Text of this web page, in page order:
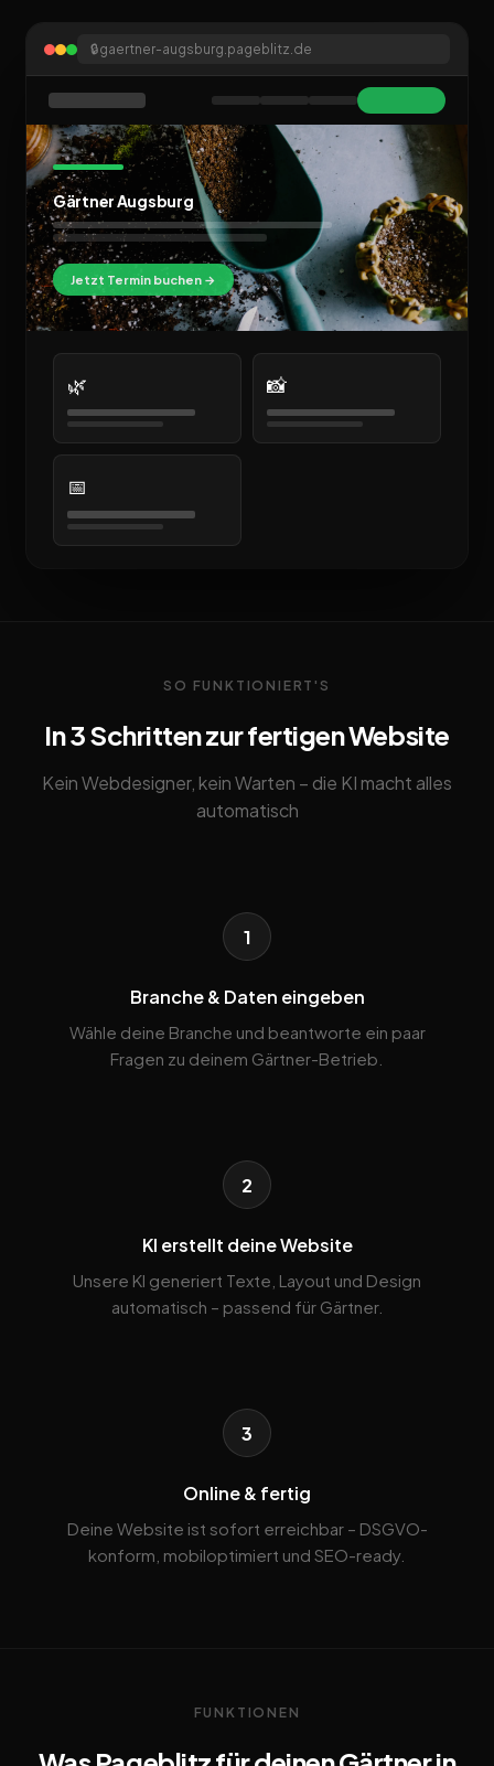
🔒gaertner-augsburg.pageblitz.de
Gärtner Augsburg
Jetzt Termin buchen →
🌿 📸
📅
SO FUNKTIONIERT'S
In 3 Schritten zur fertigen Website
Kein Webdesigner, kein Warten – die KI macht alles
automatisch
1
Branche & Daten eingeben
Wähle deine Branche und beantworte ein paar
Fragen zu deinem Gärtner-Betrieb.
2
KI erstellt deine Website
Unsere KI generiert Texte, Layout und Design
automatisch – passend für Gärtner.
3
Online & fertig
Deine Website ist sofort erreichbar – DSGVO-
konform, mobiloptimiert und SEO-ready.
FUNKTIONEN